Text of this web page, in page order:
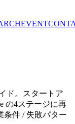
EVENT
ド。スタートア
の4ステージに再
条件 / 失敗パター